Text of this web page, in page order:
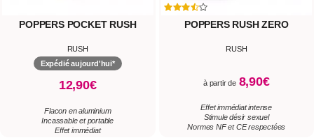
POPPERS POCKET RUSH
RUSH
Expédié aujourd'hui*
12,90€
Flacon en aluminium
Incassable et portable
Effet immédiat
POPPERS RUSH ZERO
RUSH
à partir de 8,90€
Effet immédiat intense
Stimule désir sexuel
Normes NF et CE respectées